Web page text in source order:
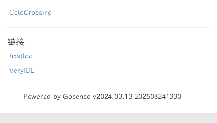
ColoCrossing
链接
hostloc
VeryIDE
Powered by Gosense v2024.03.13 202508241330